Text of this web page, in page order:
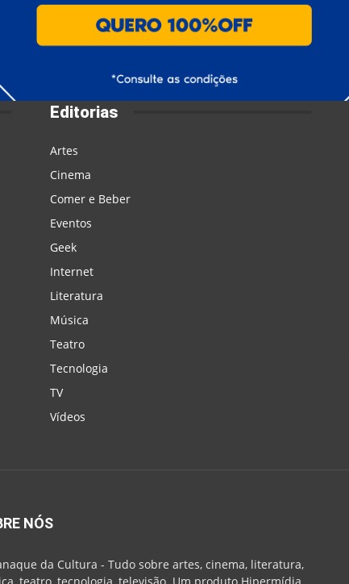
Editorias
Artes
Cinema
Comer e Beber
Eventos
Geek
Internet
Literatura
Música
Teatro
Tecnologia
TV
Vídeos
NÓS
da Cultura - Tudo sobre artes, cinema, literatura,